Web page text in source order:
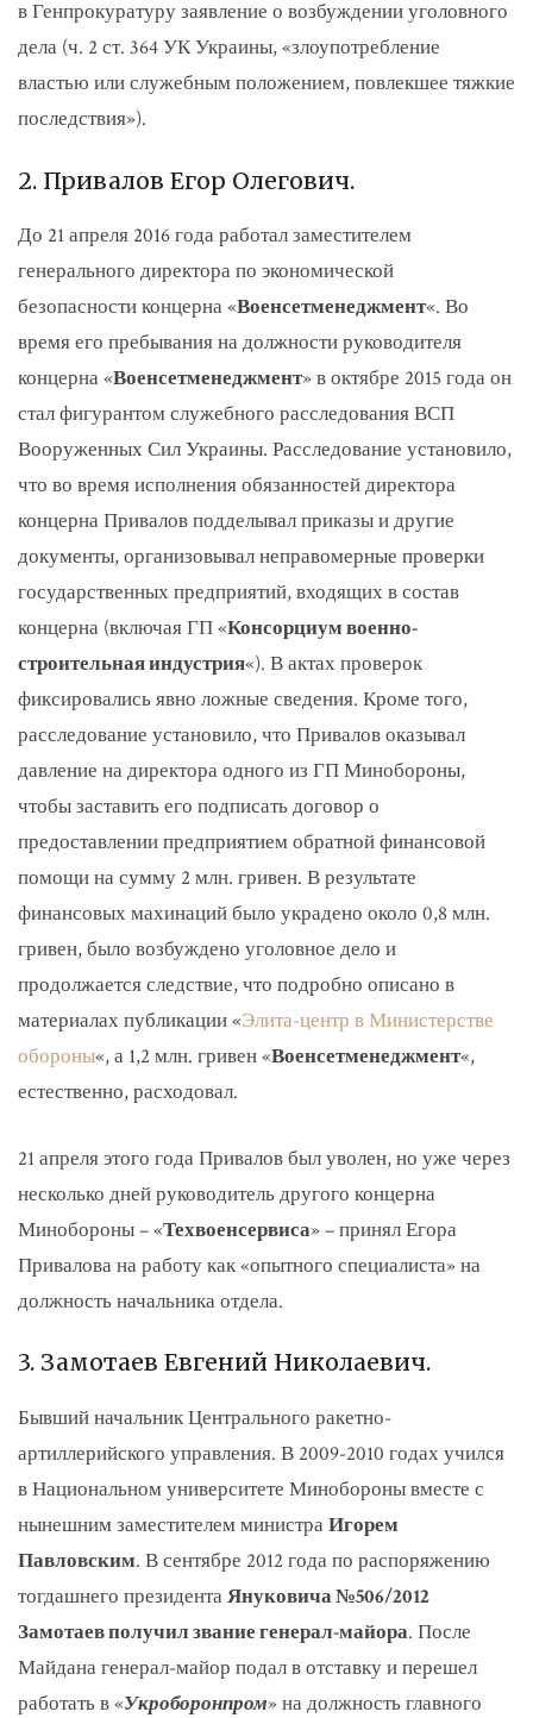
в Генпрокуратуру заявление о возбуждении уголовного
дела (ч. 2 ст. 364 УК Украины, «злоупотребление
властью или служебным положением, повлекшее тяжкие
последствия»).
2. Привалов Егор Олегович.
До 21 апреля 2016 года работал заместителем
генерального директора по экономической
безопасности концерна «Военсетменеджмент«. Во
время его пребывания на должности руководителя
концерна «Военсетменеджмент» в октябре 2015 года он
стал фигурантом служебного расследования ВСП
Вооруженных Сил Украины. Расследование установило,
что во время исполнения обязанностей директора
концерна Привалов подделывал приказы и другие
документы, организовывал неправомерные проверки
государственных предприятий, входящих в состав
концерна (включая ГП «Консорциум военно-
строительная индустрия«). В актах проверок
фиксировались явно ложные сведения. Кроме того,
расследование установило, что Привалов оказывал
давление на директора одного из ГП Минобороны,
чтобы заставить его подписать договор о
предоставлении предприятием обратной финансовой
помощи на сумму 2 млн. гривен. В результате
финансовых махинаций было украдено около 0,8 млн.
гривен, было возбуждено уголовное дело и
продолжается следствие, что подробно описано в
материалах публикации «Элита-центр в Министерстве
обороны«, а 1,2 млн. гривен «Военсетменеджмент«,
естественно, расходовал.
21 апреля этого года Привалов был уволен, но уже через
несколько дней руководитель другого концерна
Минобороны – «Техвоенсервиса» – принял Егора
Привалова на работу как «опытного специалиста» на
должность начальника отдела.
3. Замотаев Евгений Николаевич.
Бывший начальник Центрального ракетно-
артиллерийского управления. В 2009-2010 годах учился
в Национальном университете Минобороны вместе с
нынешним заместителем министраИгорем
Павловским. В сентябре 2012 года по распоряжению
тогдашнего президентаЯнуковича №506/2012
Замотаев получил звание генерал-майора. После
Майдана генерал-майор подал в отставку и перешел
работать в «Укроборонпром» на должность главного